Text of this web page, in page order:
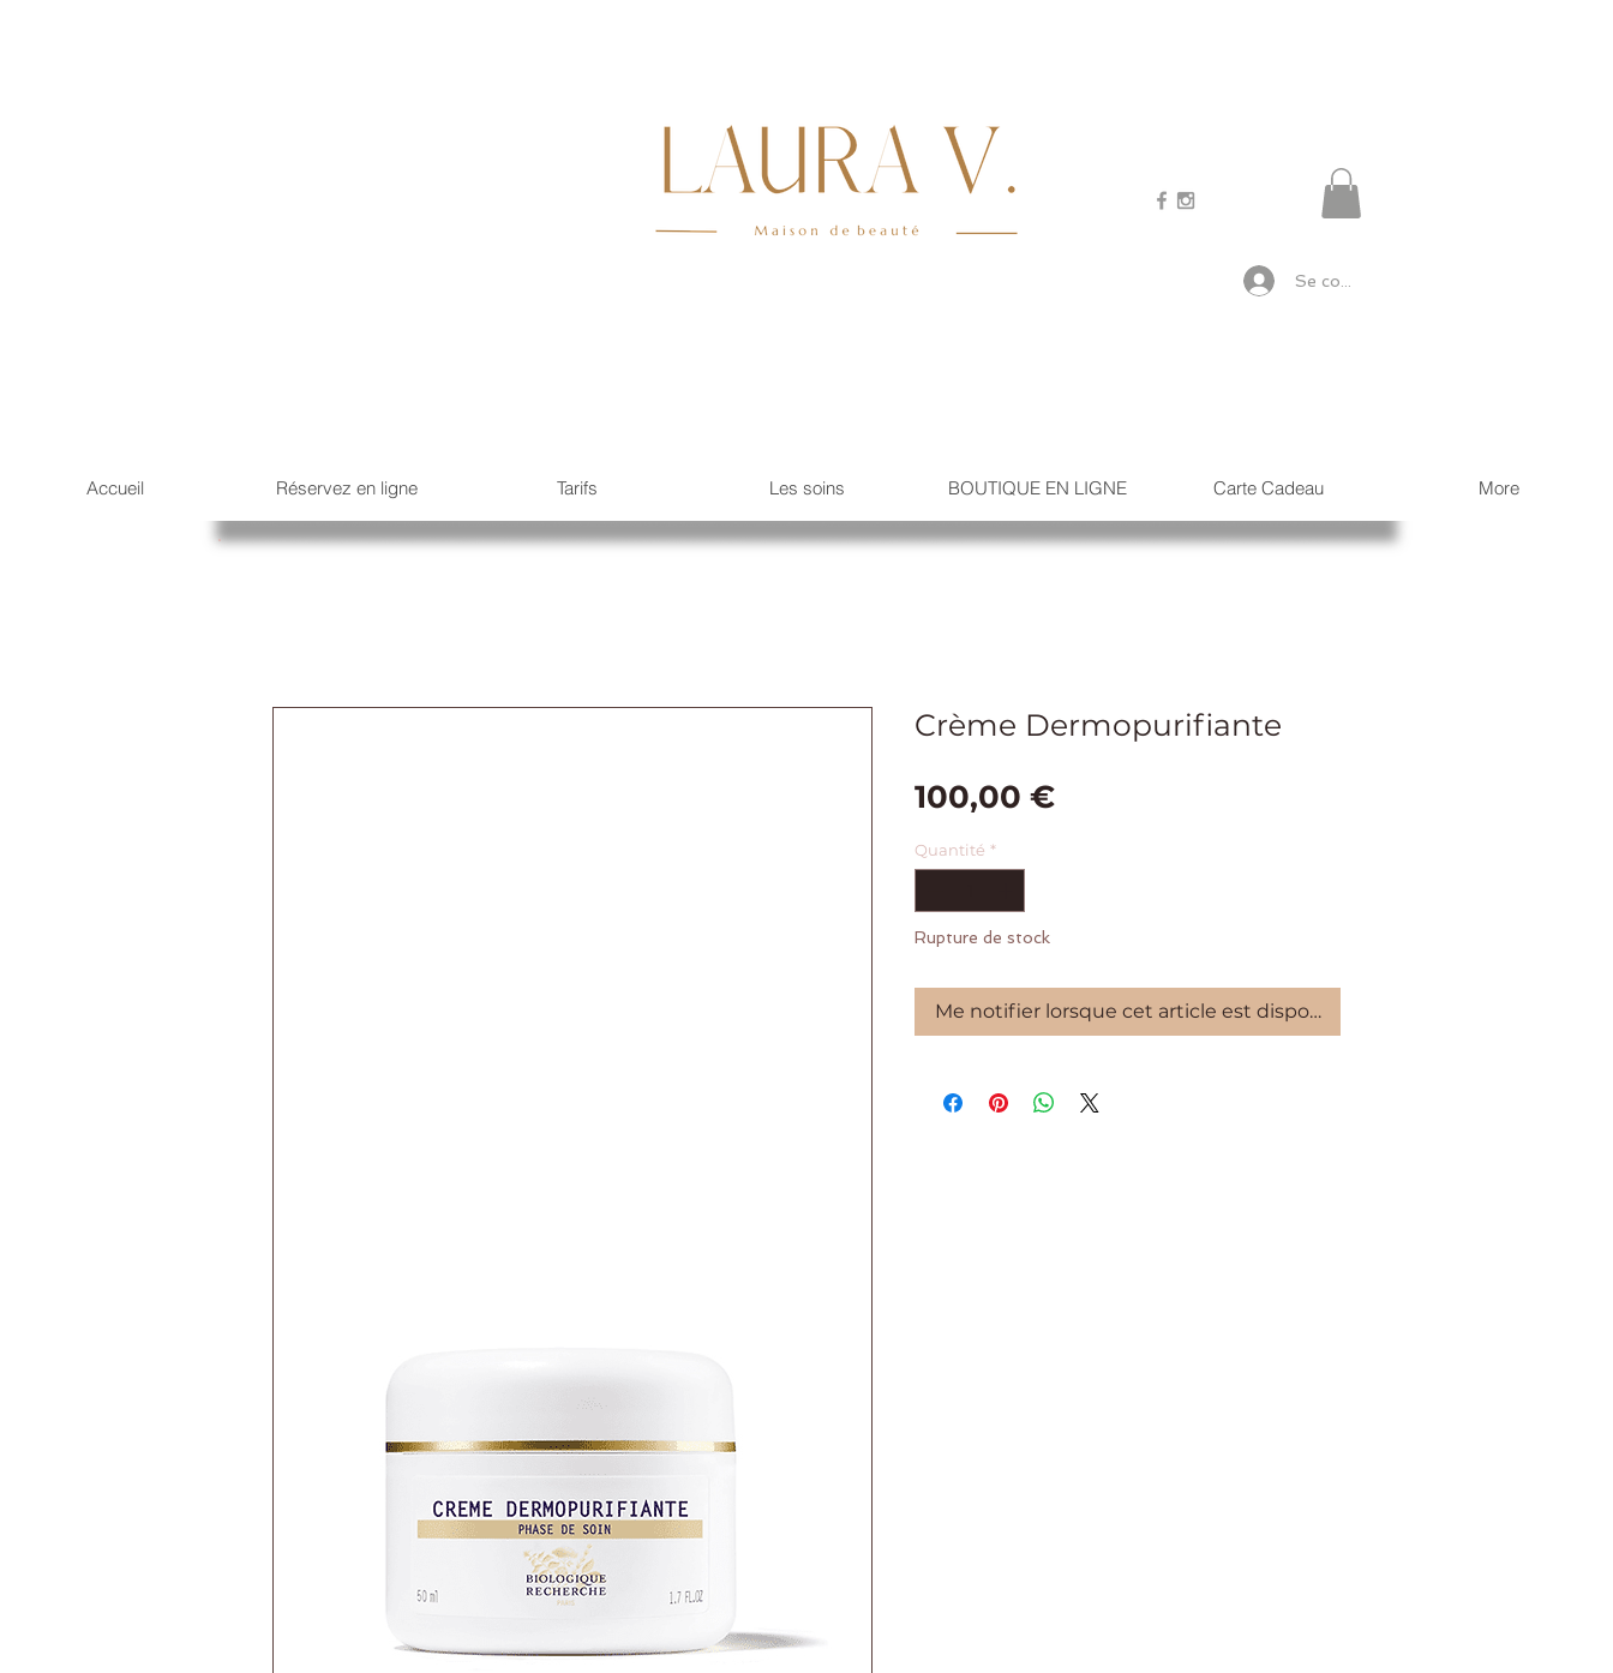
Se connecter
Accueil Réservez en ligne Tarifs Les soins BOUTIQUE EN LIGNE Carte Cadeau More
Crème Dermopurifiante
100,00 €Prix
Quantité *
Rupture de stock
Me notifier lorsque cet article est disponible